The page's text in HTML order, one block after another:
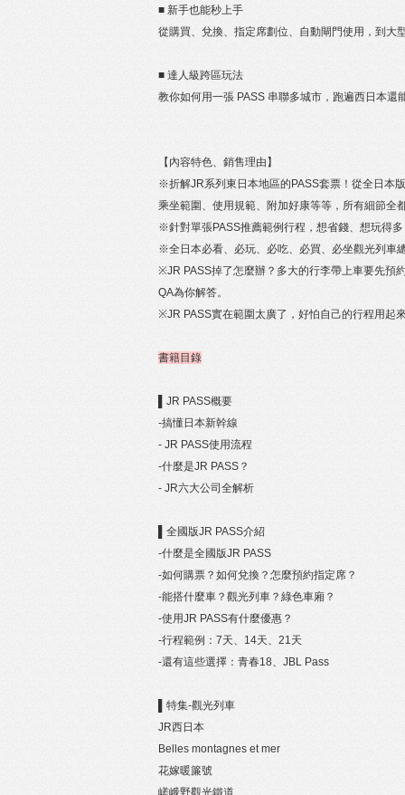
■ 新手也能秒上手
從購買、兌換、指定席劃位、自動閘門使用，到大
■ 達人級跨區玩法
教你如何用一張 PASS 串聯多城市，跑遍西日本還
【內容特色、銷售理由】
※折解JR系列東日本地區的PASS套票！從全日本
乘坐範圍、使用規範、附加好康等等，所有細節全
※針對單張PASS推薦範例行程，想省錢、想玩得
※全日本必看、必玩、必吃、必買、必坐觀光列車
※JR PASS掉了怎麼辦？多大的行李帶上車要先預
QA為你解答。
※JR PASS實在範圍太廣了，好怕自己的行程用起
書籍目錄
▌JR PASS概要
-搞懂日本新幹線
- JR PASS使用流程
-什麼是JR PASS？
- JR六大公司全解析
▌全國版JR PASS介紹
-什麼是全國版JR PASS
-如何購票？如何兌換？怎麼預約指定席？
-能搭什麼車？觀光列車？綠色車廂？
-使用JR PASS有什麼優惠？
-行程範例：7天、14天、21天
-還有這些選擇：青春18、JBL Pass
▌特集-觀光列車
JR西日本
Belles montagnes et mer
花嫁暖簾號
嵯峨野觀光鐵道